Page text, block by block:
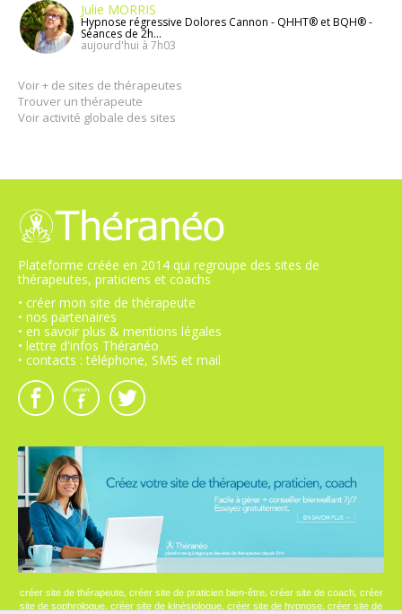
Julie MORRIS
Hypnose régressive Dolores Cannon - QHHT® et BQH® -
Séances de 2h...
aujourd'hui à 7h03
Voir + de sites de thérapeutes
Trouver un thérapeute
Voir activité globale des sites
Plateforme créée en 2014 qui regroupe des sites de
thérapeutes, praticiens et coachs
• créer mon site de thérapeute
• nos partenaires
• en savoir plus & mentions légales
• lettre d'infos Théranéo
• contacts : téléphone, SMS et mail
créer site de thérapeute, créer site de praticien bien-être, créer site de coach, créer
site de sophrologue, créer site de kinésiologue, créer site de hypnose, créer site de